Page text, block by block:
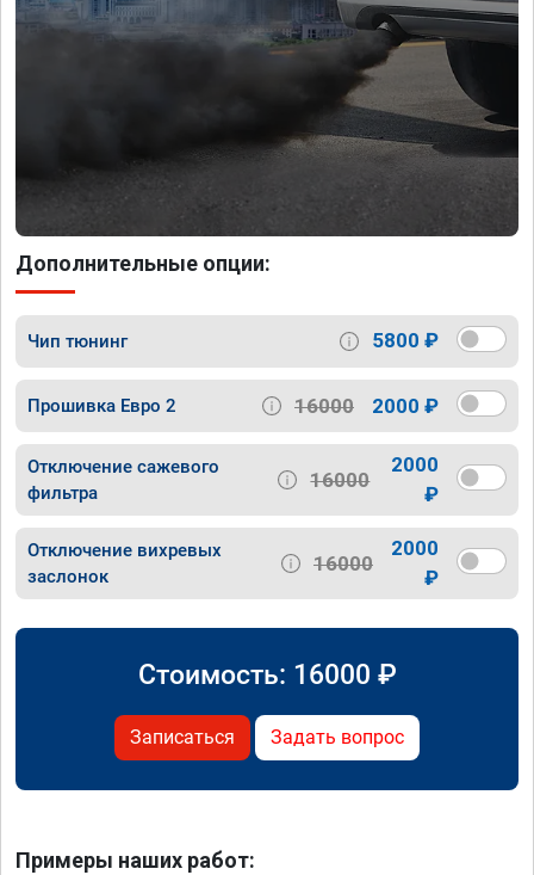
Дополнительные опции:
Чип тюнинг 5800 ₽
Прошивка Евро 2 16000 2000 ₽
Отключение сажевого
фильтра
16000
2000
₽
Отключение вихревых
заслонок
16000
2000
₽
Стоимость: 16000 ₽
Записаться Задать вопрос
Примеры наших работ: